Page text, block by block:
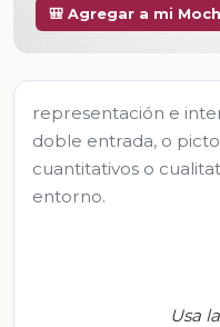
🎒 Agregar a mi
representación e
doble entrada, o
cuantitativos o
entorno.
Usa